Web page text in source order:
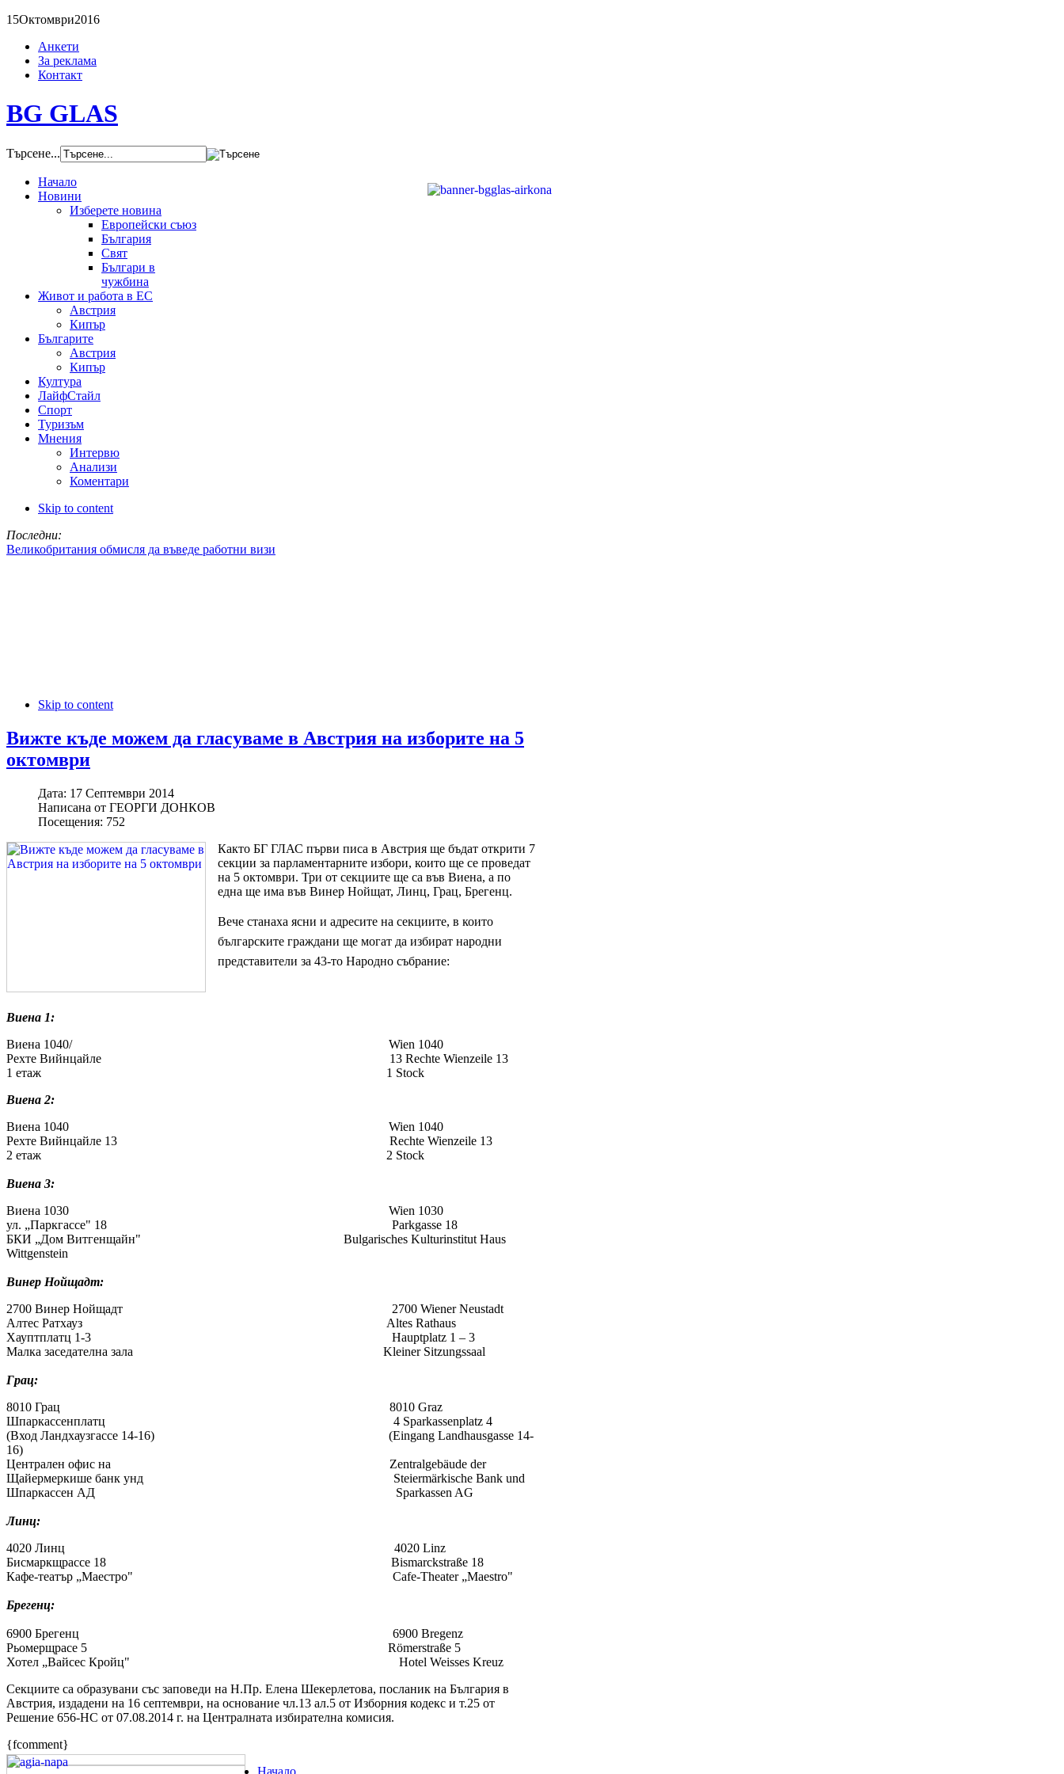
15Октомври2016
Анкети
За реклама
Контакт
BG GLAS
Търсене...
Начало
Новини
Изберете новина
Европейски съюз
България
Свят
Българи в
чужбина
Живот и работа в ЕС
Австрия
Кипър
Българите
Австрия
Кипър
Култура
ЛайфСтайл
Спорт
Туризъм
Мнения
Интервю
Анализи
Коментари
Skip to content
Последни:
Великобритания обмисля да въведе работни визи
Skip to content
Вижте къде можем да гласуваме в Австрия на изборите на 5
октомври
Дата: 17 Септември 2014
Написана от ГЕОРГИ ДОНКОВ
Посещения: 752
Както БГ ГЛАС първи писа в Австрия ще бъдат открити 7
секции за парламентарните избори, които ще се проведат
на 5 октомври. Три от секциите ще са във Виена, а по
една ще има във Винер Нойщат, Линц, Грац, Брегенц.
Вече станаха ясни и адресите на секциите, в които
българските граждани ще могат да избират народни
представители за 43-то Народно събрание:
Виена 1:
Виена 1040/ Wien 1040
Рехте Вийнцайле 13 Rechte Wienzeile 13
1 етаж 1 Stock
Виена 2:
Виена 1040 Wien 1040
Рехте Вийнцайле 13 Rechte Wienzeile 13
2 етаж 2 Stock
Виена 3:
Виена 1030 Wien 1030
ул. „Паркгассе" 18 Parkgasse 18
БКИ „Дом Витгенщайн" Bulgarisches Kulturinstitut Haus
Wittgenstein
Винер Нойщадт:
2700 Винер Нойщадт 2700 Wiener Neustadt
Алтес Ратхауз Altes Rathaus
Хауптплатц 1-3 Hauptplatz 1 – 3
Малка заседателна зала Kleiner Sitzungssaal
Грац:
8010 Грац 8010 Graz
Шпаркассенплатц 4 Sparkassenplatz 4
(Вход Ландхаузгассе 14-16) (Eingang Landhausgasse 14-
16)
Централен офис на Zentralgebäude der
Щайермеркише банк унд Steiermärkische Bank und
Шпаркассен АД Sparkassen AG
Линц:
4020 Линц 4020 Linz
Бисмаркщрассе 18 Bismarckstraße 18
Кафе-театър „Маестро" Cafe-Theater „Maestro"
Брегенц:
6900 Брегенц 6900 Bregenz
Рьомерщрасе 5 Römerstraße 5
Хотел „Вайсес Кройц" Hotel Weisses Kreuz
Секциите са образувани със заповеди на Н.Пр. Елена Шекерлетова, посланик на България в
Австрия, издадени на 16 септември, на основание чл.13 ал.5 от Изборния кодекс и т.25 от
Решение 656-НС от 07.08.2014 г. на Централната избирателна комисия.
{fcomment}
Начало